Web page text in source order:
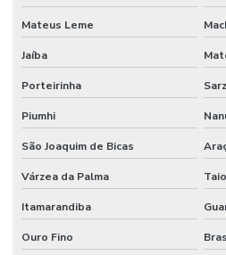
Manutenção Preditiva Com Internet
Manutenção Preditiva E Iot
Manutenção Preditiva Para Indústria
Manutenção Preditiva Reduzindo
Manutenção Preventiva
Manutenção preventiva
Mateus Leme
Jaíba
Porteirinha
Piumhi
São Joaquim de Bicas
Várzea da Palma
Itamarandiba
Ouro Fino